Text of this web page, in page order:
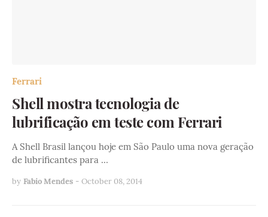
Ferrari
Shell mostra tecnologia de
lubrificação em teste com Ferrari
A Shell Brasil lançou hoje em São Paulo uma nova geração
de lubrificantes para …
by Fabio Mendes - October 08, 2014